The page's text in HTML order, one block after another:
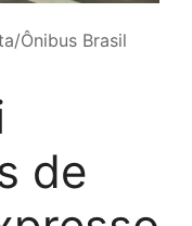
Ônibus Brasil
de